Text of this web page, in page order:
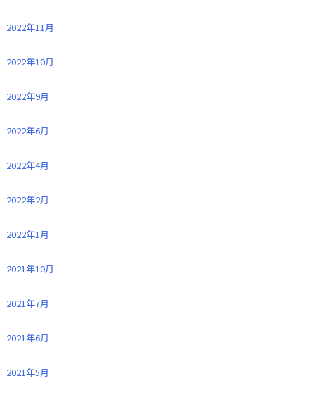
2022年11月
2022年10月
2022年9月
2022年6月
2022年4月
2022年2月
2022年1月
2021年10月
2021年7月
2021年6月
2021年5月